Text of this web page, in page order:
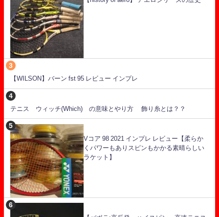
【WILSON】バーン fst 95 レビュー インプレ
テニス ウィッチ(Which) の意味とやり方 飾り糸とは？？
Vコア 98 2021 インプレ レビュー【柔らか
くパワーもありスピンもかかる素晴らしい
ラケット】